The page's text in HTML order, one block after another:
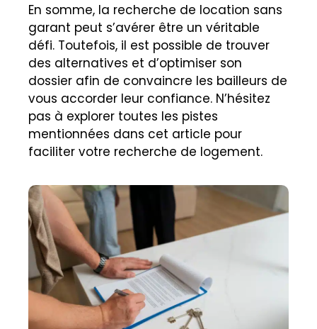
En somme, la recherche de location sans
garant peut s’avérer être un véritable
défi. Toutefois, il est possible de trouver
des alternatives et d’optimiser son
dossier afin de convaincre les bailleurs de
vous accorder leur confiance. N’hésitez
pas à explorer toutes les pistes
mentionnées dans cet article pour
faciliter votre recherche de logement.